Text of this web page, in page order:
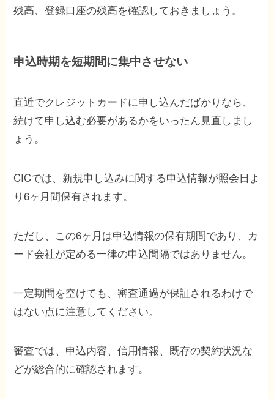
残高、登録口座の残高を確認しておきましょう。
申込時期を短期間に集中させない
直近でクレジットカードに申し込んだばかりなら、
続けて申し込む必要があるかをいったん見直しまし
ょう。
CICでは、新規申し込みに関する申込情報が照会日よ
り6ヶ月間保有されます。
ただし、この6ヶ月は申込情報の保有期間であり、カ
ード会社が定める一律の申込間隔ではありません。
一定期間を空けても、審査通過が保証されるわけで
はない点に注意してください。
審査では、申込内容、信用情報、既存の契約状況な
どが総合的に確認されます。